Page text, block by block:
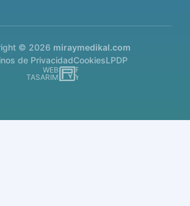
© 2026 miraymedikal.com
de PrivacidadCookiesLPDP
WEB
TASARIM
İSTANBUL WEB TASARIM AJANSI - PENTA